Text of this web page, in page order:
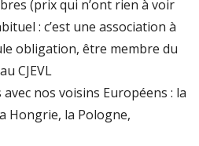
(prix qui n’ont rien à voir
: c’est une association à
obligation, être membre du
CJEVL
nos voisins Européens : la
Hongrie, la Pologne,